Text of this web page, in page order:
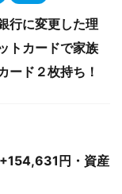
行に変更した理
トカードで家族
ード２枚持ち！
円・資産